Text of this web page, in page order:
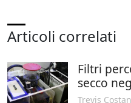
Articoli correlati
Filtri
secco
Trevis